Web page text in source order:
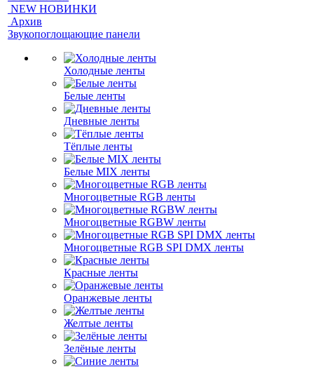
NEW НОВИНКИ
Архив
Звукопоглощающие панели
Холодные ленты
Белые ленты
Дневные ленты
Тёплые ленты
Белые MIX ленты
Многоцветные RGB ленты
Многоцветные RGBW ленты
Многоцветные RGB SPI DMX ленты
Красные ленты
Оранжевые ленты
Желтые ленты
Зелёные ленты